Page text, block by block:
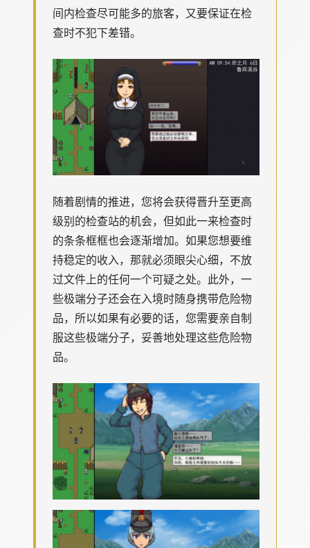
间内检查尽可能多的旅客，又要保证在检
查时不犯下差错。
随着剧情的推进，您将会获得晋升至更高
级别的检查站的机会，但如此一来检查时
的条条框框也会逐渐增加。如果您想要维
持稳定的收入，那就必须眼尖心细，不放
过文件上的任何一个可疑之处。此外，一
些极端分子还会在入境时随身携带危险物
品，所以如果有必要的话，您需要亲自制
服这些极端分子，妥善地处理这些危险物
品。